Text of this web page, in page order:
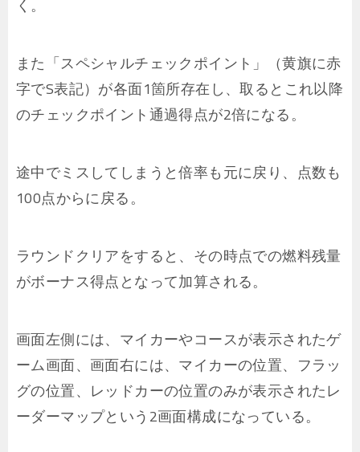
く。
また「スペシャルチェックポイント」（黄旗に赤
字でS表記）が各面1箇所存在し、取るとこれ以降
のチェックポイント通過得点が2倍になる。
途中でミスしてしまうと倍率も元に戻り、点数も
100点からに戻る。
ラウンドクリアをすると、その時点での燃料残量
がボーナス得点となって加算される。
画面左側には、マイカーやコースが表示されたゲ
ーム画面、画面右には、マイカーの位置、フラッ
グの位置、レッドカーの位置のみが表示されたレ
ーダーマップという2画面構成になっている。